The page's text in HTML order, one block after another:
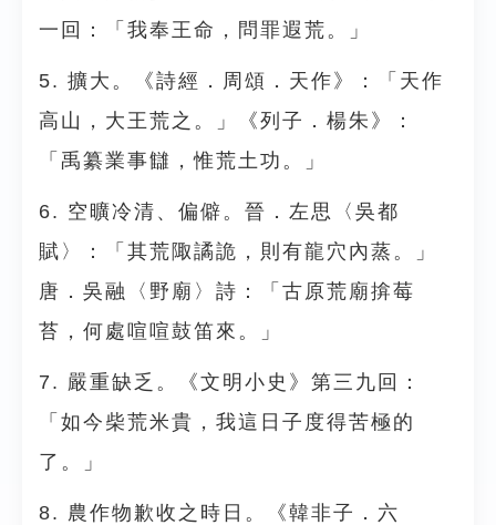
一回：「我奉王命，問罪遐荒。」
5. 擴大。《詩經．周頌．天作》：「天作
高山，大王荒之。」《列子．楊朱》：
「禹纂業事讎，惟荒土功。」
6. 空曠冷清、偏僻。晉．左思〈吳都
賦〉：「其荒陬譎詭，則有龍穴內蒸。」
唐．吳融〈野廟〉詩：「古原荒廟揜莓
苔，何處喧喧鼓笛來。」
7. 嚴重缺乏。《文明小史》第三九回：
「如今柴荒米貴，我這日子度得苦極的
了。」
8. 農作物歉收之時日。《韓非子．六